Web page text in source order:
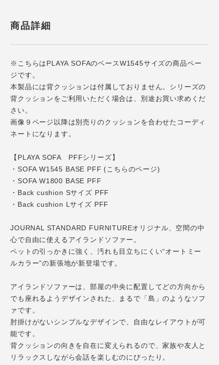
商品詳細
※こちらはPLAYA SOFAのベースW1545サイズの商品ペー
ジです。
本製品には背クッションは付属しておりません。シリーズの
背クッションをご利用いただく場合は、別途お買い求めくだ
さい。
画像９ページ以降は別売りのクッションを合わせたコーディ
ネートになります。
【PLAYA SOFA PFFシリーズ】
・SOFA W1545 BASE PFF (こちらのページ)
・SOFA W1800 BASE PFF
・Back cushion Sサイズ PFF
・Back cushion Lサイズ PFF
JOURNAL STANDARD FURNITUREオリジナル、空間の中
心で自由に使えるアイランドソファー。
ペットの引っかきに強く、汚れも目立ちにくい“オートミー
ルカラー”の新張地が新登場です。
アイランドソファーは、部屋の中央に配置してどの方向から
でも座れるようデザインされた、まるで「島」のようなソフ
ァです。
肘掛けがないシンプルなデザインで、自由なレイアウトが可
能です。
背クッションの向きを自在に変えられるので、家族や友人と
リラックスしながら会話を楽しむのにぴったり。